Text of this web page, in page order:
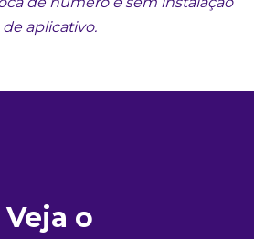
de aplicativo.
Veja o